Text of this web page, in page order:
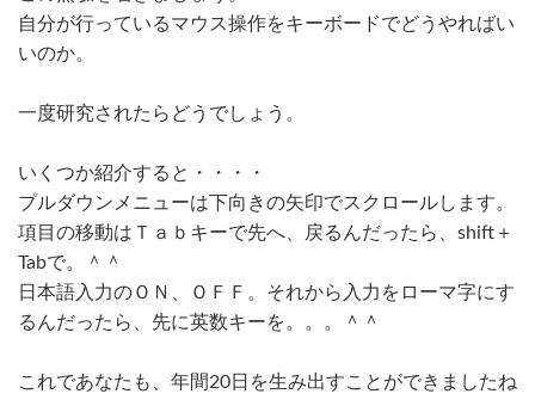
自分が行っているマウス操作をキーボードでどうやればい
いのか。
一度研究されたらどうでしょう。
いくつか紹介すると・・・・
プルダウンメニューは下向きの矢印でスクロールします。
項目の移動はＴａｂキーで先へ、戻るんだったら、shift＋
Tabで。＾＾
日本語入力のＯＮ、ＯＦＦ。それから入力をローマ字にす
るんだったら、先に英数キーを。。。＾＾
これであなたも、年間20日を生み出すことができましたね